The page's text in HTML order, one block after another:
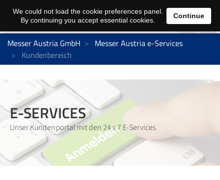
Messer Austria GmbH
Messer Austria e-Services
Kundenbereich
E-SERVICES
Unser Kundenportal mit den 24 x 7 E-Services
We could not load the cookie preferences panel.
By continuing you accept essential cookies.
Continue